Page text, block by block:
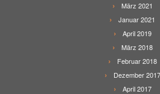
März 2021
Januar 2021
April 2019
März 2018
Februar 2018
Dezember 2017
April 2017